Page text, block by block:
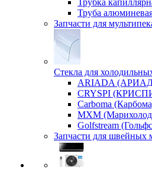
Трубка
Труба
Запчасти для
Стекла для
ARIADA
CRYSPI
Carboma
MXM
Golfstream
Запчасти для швейных